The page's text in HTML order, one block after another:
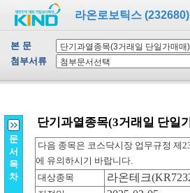
라온로보틱스 (232680)
본 문
첨부서류
문
서
목
차